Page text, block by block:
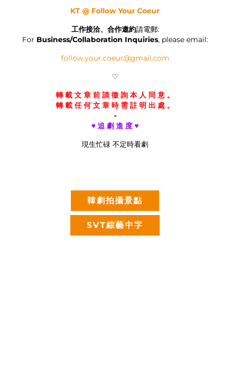
KT @ Follow Your Coeur
工作接洽、合作邀約請電郵:
For Business/Collaboration Inquiries, please email:
follow.your.coeur@gmail.com
♡
轉 載 文 章 前 請 徵 詢 本 人 同 意 。
轉 載 任 何 文 章 時 需 註 明 出 處 。
-
♥ 追 劇 進 度 ♥
現生忙碌 不定時看劇
韓劇拍攝景點
SVT綜藝中字